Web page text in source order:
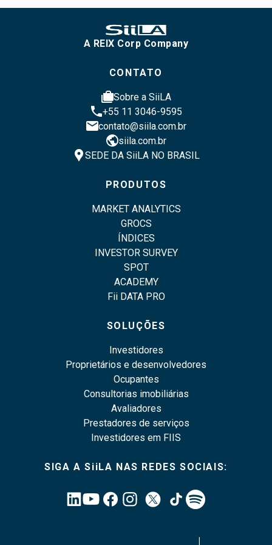
A REIX Corp Company
CONTATO
casesSobre a SiiLA
phone+55 11 3046-9595
emailcontato@siila.com.br
publicsiila.com.br
location_pinSEDE DA SiiLA NO BRASIL
PRODUTOS
MARKET ANALYTICS
GROCS
ÍNDICES
INVESTOR SURVEY
SPOT
ACADEMY
Fii DATA PRO
SOLUÇÕES
Investidores
Proprietários e desenvolvedores
Ocupantes
Consultorias imobiliárias
Avaliadores
Prestadores de serviços
Investidores em FIIS
SIGA A SiiLA NAS REDES SOCIAIS: